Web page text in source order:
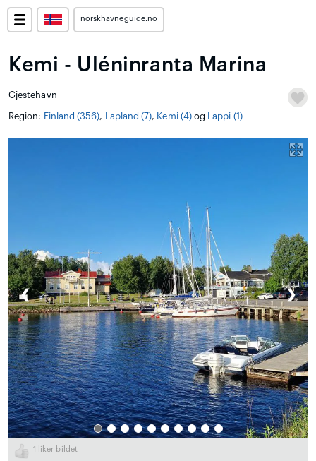
norskhavneguide.no
Kemi - Uléninranta Marina
Gjestehavn
Region: Finland (356), Lapland (7), Kemi (4)og Lappi (1)
❮ ❯
1 liker bildet